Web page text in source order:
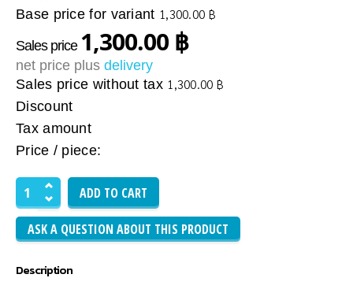
Base price for variant 1,300.00 ฿
Sales price 1,300.00 ฿
net price plus delivery
Sales price without tax 1,300.00 ฿
Discount
Tax amount
Price / piece:
ASK A QUESTION ABOUT THIS PRODUCT
Description